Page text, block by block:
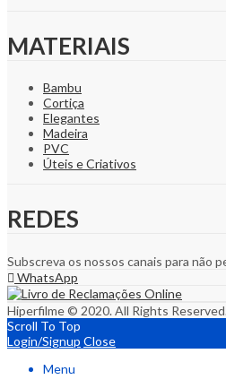
MATERIAIS
Bambu
Cortiça
Elegantes
Madeira
PVC
Úteis e Criativos
REDES
Subscreva os nossos canais para não
WhatsApp
Hiperfilme © 2020. All Rights Reserved.
Scroll To Top
Login/Signup Close
Menu